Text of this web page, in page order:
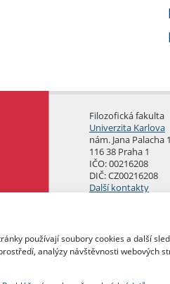
používají soubory cookies a další
analýzy návštěvnosti webových
Filozofická fakulta
Univerzita Karlova
nám. Jana Palacha
116 38 Praha 1
IČO: 00216208
DIČ: CZ00216208
Další kontakty